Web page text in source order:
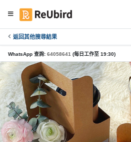
返回其他搜尋結果
WhatsApp 查詢: 64058641 (每日工作至 19:30)
繁
中
EN
登
入
註